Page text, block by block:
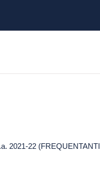
2021-22